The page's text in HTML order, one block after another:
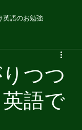
英語のお勉強
つつ
語で